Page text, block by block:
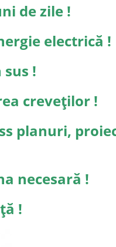
de zile !
electrică !
!
creveților !
planuri,
necesară !
!